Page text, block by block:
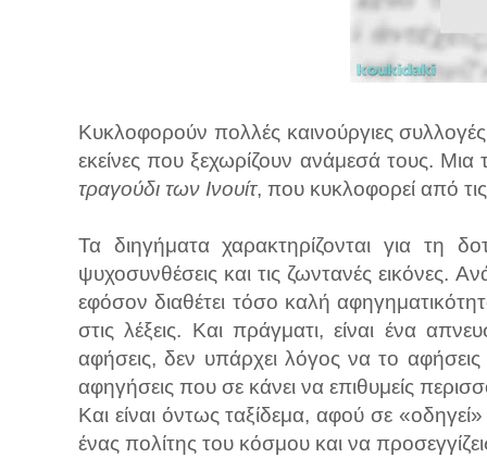
Κυκλοφορούν πολλές καινούργιες συλλογές
εκείνες που ξεχωρίζουν ανάμεσά τους. Μια
τραγούδι των Ινουίτ, που κυκλοφορεί από
Τα διηγήματα χαρακτηρίζονται για τη
ψυχοσυνθέσεις και τις ζωντανές εικόνες.
εφόσον διαθέτει τόσο καλή
στις λέξεις. Και πράγματι, είναι ένα
αφήσεις, δεν υπάρχει λόγος να το αφήσεις
αφηγήσεις που σε κάνει να επιθυμείς
Και είναι όντως ταξίδεμα, αφού σε
ένας πολίτης του κόσμου και να